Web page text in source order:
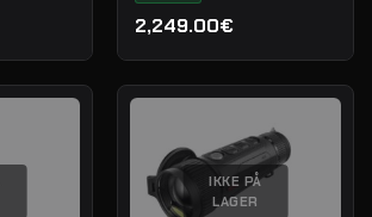
2,249.00€
IKKE PÅ
LAGER